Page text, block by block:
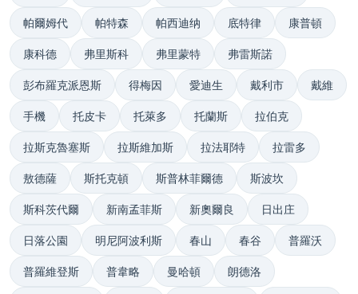
帕爾姆代 帕特森 帕西迪纳 底特律 康普頓
康科德 弗里斯科 弗里蒙特 弗雷斯諾
彭布羅克派恩斯 得梅因 愛迪生 戴利市 戴維
手機 托皮卡 托萊多 托蘭斯 拉伯克
拉斯克魯塞斯 拉斯維加斯 拉法耶特 拉雷多
敖德薩 斯托克頓 斯普林菲爾德 斯波坎
斯科茨代爾 新南孟菲斯 新奧爾良 日出庄
日落公園 明尼阿波利斯 春山 春谷 普羅沃
普羅維登斯 普韋略 曼哈頓 朗德洛